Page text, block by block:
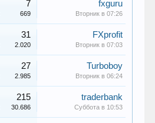
7
669
fxguru
Вторник в 07:26
31
2.020
FXprofit
Вторник в 07:03
27
2.985
Turboboy
Вторник в 06:24
215
30.686
traderbank
Суббота в 10:53